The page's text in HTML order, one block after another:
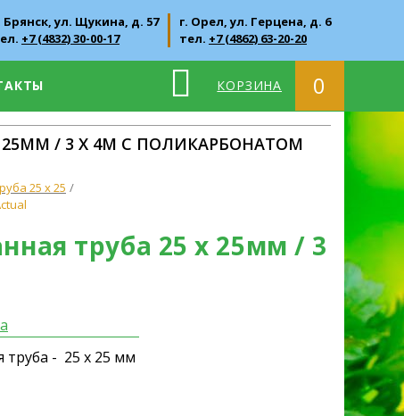
Брянск, ул. Щукина, д. 57
+7 (4832) 30-00-17
г. Орел, ул. Герцена, д. 6
тел. +7 (4862) 63-20-20
КОРЗИНА 0
/ 3 Х 4М С ПОЛИКАРБОНАТОМ
25 х 25
труба 25 х 25мм / 3
- 25 х 25 мм